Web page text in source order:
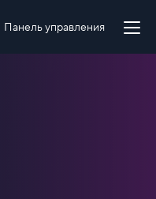
Панель управления